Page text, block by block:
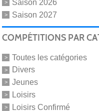
Saison 2026
Saison 2027
COMPÉTITIONS PAR
Toutes les catégories
Divers
Jeunes
Loisirs
Loisirs Confirmé